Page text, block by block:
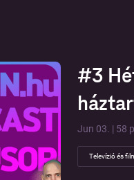
#3
Jun 03. | 58
Televízió és